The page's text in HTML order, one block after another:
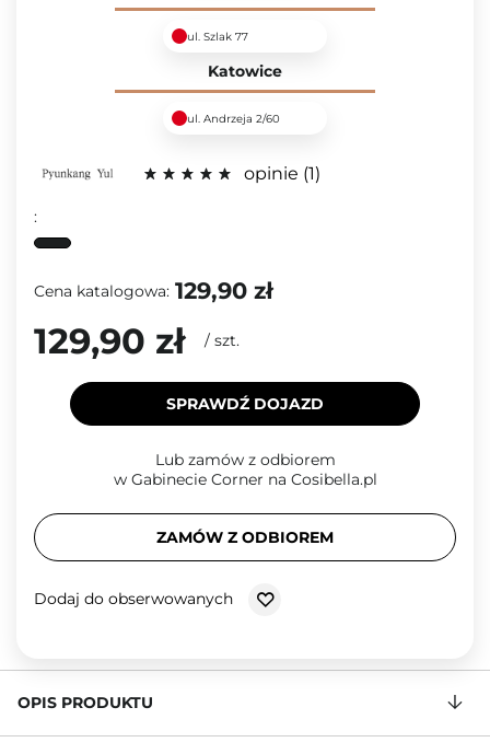
ul. Szlak 77
Katowice
ul. Andrzeja 2/60
opinie 1
:
Cena katalogowa: 129,90 zł
129,90 zł / szt.
SPRAWDŹ DOJAZD
Lub zamów z odbiorem
w Gabinecie Corner na Cosibella.pl
ZAMÓW Z ODBIOREM
Dodaj do obserwowanych
OPIS PRODUKTU